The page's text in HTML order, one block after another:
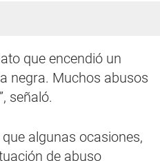
que encendió un
negra. Muchos abusos
señaló.
algunas ocasiones,
de abuso